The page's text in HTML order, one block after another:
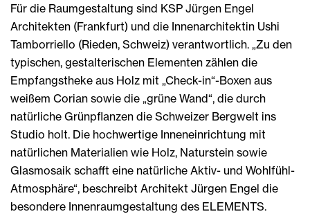
Für die Raumgestaltung sind KSP Jürgen Engel
Architekten (Frankfurt) und die Innenarchitektin Ushi
Tamborriello (Rieden, Schweiz) verantwortlich. „Zu den
typischen, gestalterischen Elementen zählen die
Empfangstheke aus Holz mit „Check-in“-Boxen aus
weißem Corian sowie die „grüne Wand“, die durch
natürliche Grünpflanzen die Schweizer Bergwelt ins
Studio holt. Die hochwertige Inneneinrichtung mit
natürlichen Materialien wie Holz, Naturstein sowie
Glasmosaik schafft eine natürliche Aktiv- und Wohlfühl-
Atmosphäre“, beschreibt Architekt Jürgen Engel die
besondere Innenraumgestaltung des ELEMENTS.